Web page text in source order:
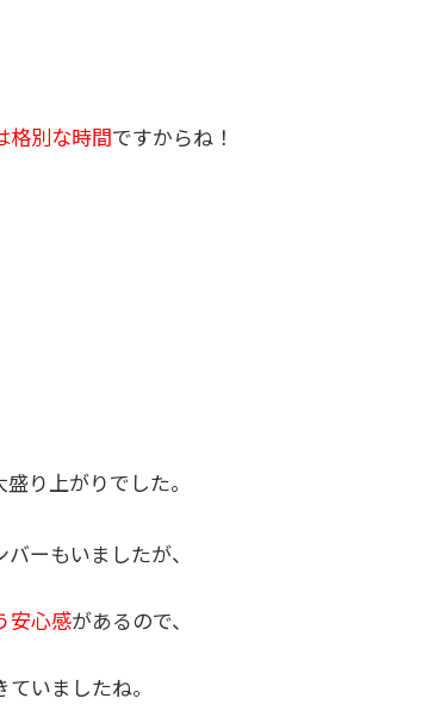
格別な時間ですからね！
り上がりでした。
ーもいましたが、
安心感があるので、
いましたね。